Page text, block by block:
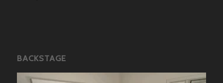
BACKSTAGE